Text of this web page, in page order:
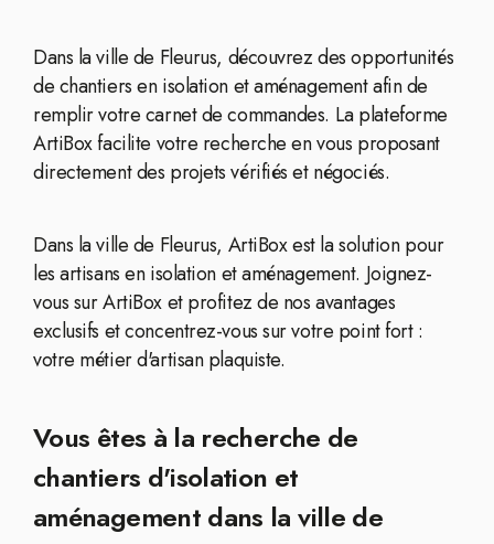
Dans la ville de Fleurus, découvrez des opportunités
de chantiers en isolation et aménagement afin de
remplir votre carnet de commandes. La plateforme
ArtiBox facilite votre recherche en vous proposant
directement des projets vérifiés et négociés.
Dans la ville de Fleurus, ArtiBox est la solution pour
les artisans en isolation et aménagement. Joignez-
vous sur ArtiBox et profitez de nos avantages
exclusifs et concentrez-vous sur votre point fort :
votre métier d'artisan plaquiste.
Vous êtes à la recherche de
chantiers d'isolation et
aménagement dans la ville de